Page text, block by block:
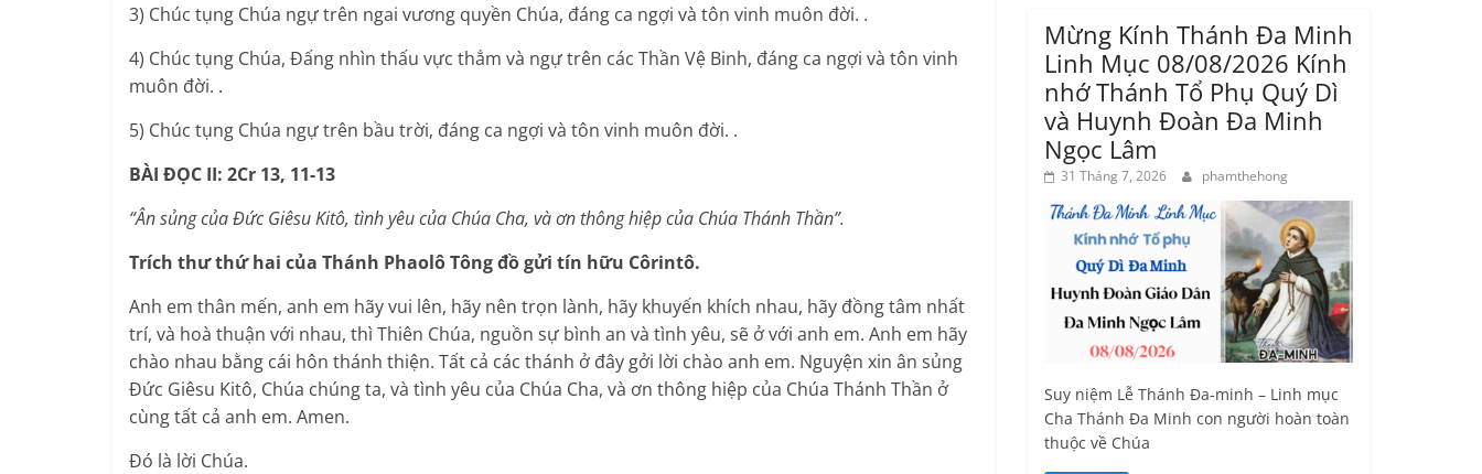
3) Chúc tụng Chúa ngự trên ngai vương quyền Chúa, đáng ca ngợi và tôn vinh muôn đời. .
4) Chúc tụng Chúa, Đấng nhìn thấu vực thẳm và ngự trên các Thần Vệ Binh, đáng ca ngợi và tôn vinh
muôn đời. .
5) Chúc tụng Chúa ngự trên bầu trời, đáng ca ngợi và tôn vinh muôn đời. .
BÀI ĐỌC II: 2Cr 13, 11-13
“Ân sủng của Đức Giêsu Kitô, tình yêu của Chúa Cha, và ơn thông hiệp của Chúa Thánh Thần”.
Trích thư thứ hai của Thánh Phaolô Tông đồ gửi tín hữu Côrintô.
Anh em thân mến, anh em hãy vui lên, hãy nên trọn lành, hãy khuyến khích nhau, hãy đồng tâm nhất
trí, và hoà thuận với nhau, thì Thiên Chúa, nguồn sự bình an và tình yêu, sẽ ở với anh em. Anh em hãy
chào nhau bằng cái hôn thánh thiện. Tất cả các thánh ở đây gởi lời chào anh em. Nguyện xin ân sủng
Đức Giêsu Kitô, Chúa chúng ta, và tình yêu của Chúa Cha, và ơn thông hiệp của Chúa Thánh Thần ở
cùng tất cả anh em. Amen.
Đó là lời Chúa.
Mừng Kính Thánh Đa Minh
Linh Mục 08/08/2026 Kính
nhớ Thánh Tổ Phụ Quý Dì
và Huynh Đoàn Đa Minh
Ngọc Lâm
31 Tháng 7, 2026 phamthehong
Suy niệm Lễ Thánh Đa-minh – Linh mục
Cha Thánh Đa Minh con người hoàn toàn
thuộc về Chúa